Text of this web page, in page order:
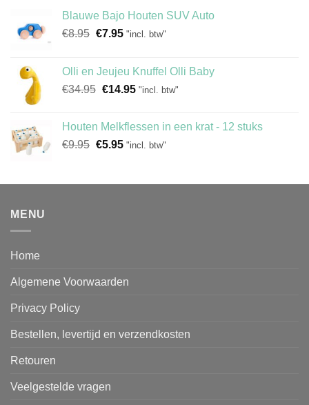
Blauwe Bajo Houten SUV Auto
€8.95 Oorspronkelijke
€8.95.
€7.95Huidige
€7.95.
"incl. btw"
Olli en Jeujeu Knuffel Olli Baby
€34.95 Oorspronkelijke
€34.95.
€14.95Huidige
€14.95.
"incl. btw"
Houten Melkflessen in een krat - 12 stuks
€9.95 Oorspronkelijke
€9.95.
€5.95Huidige
€5.95.
"incl. btw"
MENU
Home
Algemene Voorwaarden
Privacy Policy
Bestellen, levertijd en verzendkosten
Retouren
Veelgestelde vragen